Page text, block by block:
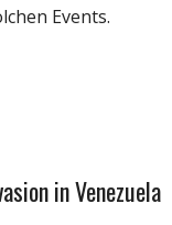
Events.
in Venezuela